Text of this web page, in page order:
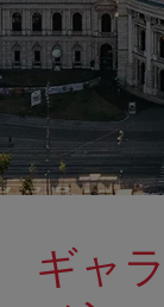
ギャ